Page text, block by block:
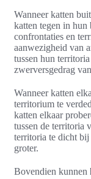
Wanneer katten
katten tegen in
confrontaties en
aanwezigheid van
tussen hun
zwerversgedrag
Wanneer katten
territorium te
katten elkaar
tussen de territoria
territoria te dicht
groter.
Bovendien kunnen